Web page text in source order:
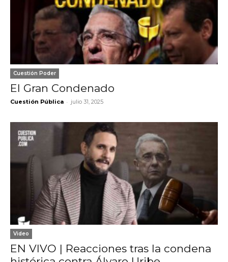
Cuestión Poder
El Gran Condenado
Cuestión Pública - julio 31, 2025
Video
EN VIVO | Reacciones tras la condena